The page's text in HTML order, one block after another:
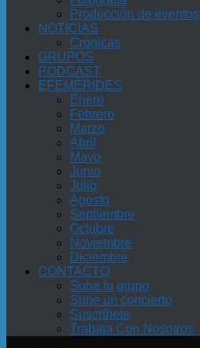
Producción de eventos
NOTICIAS
Crónicas
GRUPOS
PODCAST
EFEMÉRIDES
Enero
Febrero
Marzo
Abril
Mayo
Junio
Julio
Agosto
Septiembre
Octubre
Noviembre
Diciembre
CONTACTO
Sube tu grupo
Sube un concierto
Suscríbete
Trabaja Con Nosotros